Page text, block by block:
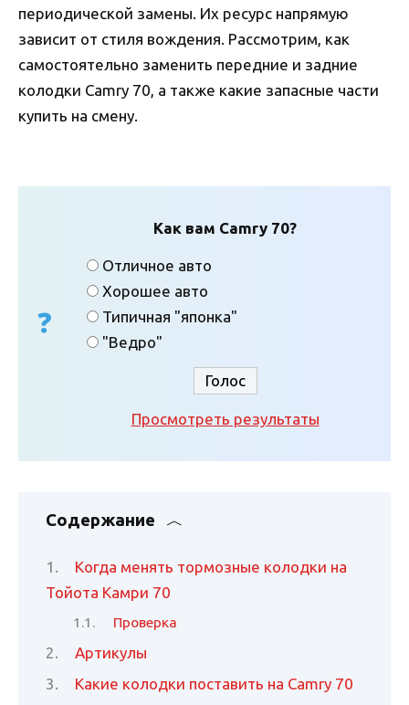
периодической замены. Их ресурс напрямую
зависит от стиля вождения. Рассмотрим, как
самостоятельно заменить передние и задние
колодки Camry 70, а также какие запасные части
купить на смену.
Как вам Camry 70?
Отличное авто
Хорошее авто
Типичная "японка"
"Ведро"
Просмотреть результаты
Содержание
Когда менять тормозные колодки на
Тойота Камри 70
Проверка
Артикулы
Какие колодки поставить на Camry 70